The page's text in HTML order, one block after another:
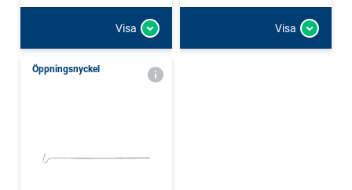
Visa Visa
Öppningsnyckel